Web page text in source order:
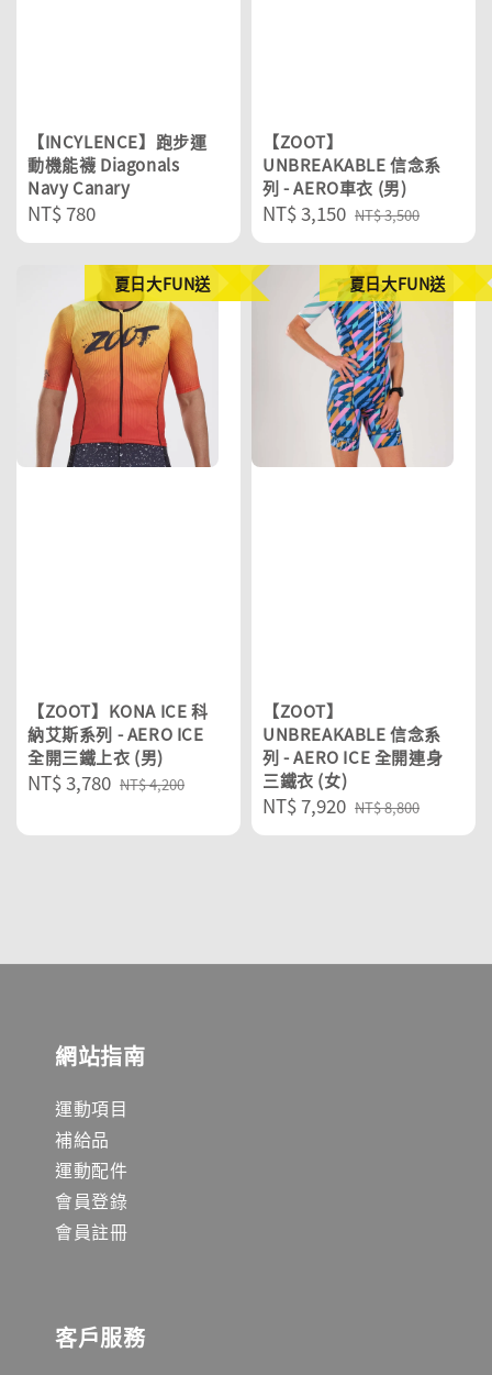
【INCYLENCE】跑步運
動機能襪 Diagonals
Navy Canary
Regular
price
NT$ 780
【ZOOT】
UNBREAKABLE 信念系
列 - AERO車衣 (男)
Sale
price
NT$ 3,150 Regular
price
NT$ 3,500
夏日大FUN送
【ZOOT】KONA ICE 科
納艾斯系列 - AERO ICE
全開三鐵上衣 (男)
Sale
NT$ 3,780 Regular
NT$ 4,200
夏日大FUN送
【ZOOT】
UNBREAKABLE 信念系
列 - AERO ICE 全開連身
三鐵衣 (女)
Sale
price
NT$ 7,920 Regular
price
NT$ 8,800
網站指南
運動項目
補給品
運動配件
會員登錄
會員註冊
客戶服務